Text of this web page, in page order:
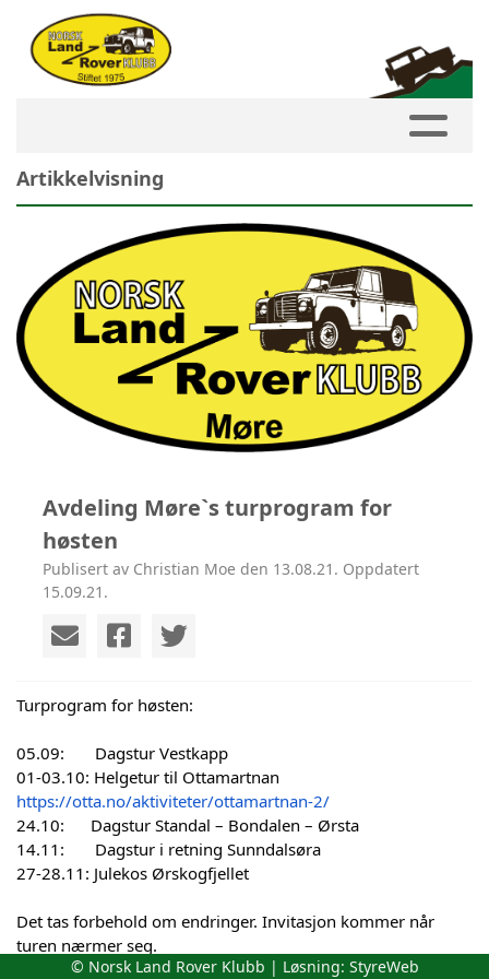
Artikkelvisning
Avdeling Møre`s turprogram for
høsten
Publisert av Christian Moe den 13.08.21. Oppdatert
15.09.21.
Turprogram for høsten:
05.09:       Dagstur Vestkapp
https://otta.no/aktiviteter/ottamartnan-2/
24.10:      Dagstur Standal – Bondalen – Ørsta
14.11:       Dagstur i retning Sunndalsøra
27-28.11: Julekos Ørskogfjellet
Det tas forbehold om endringer. Invitasjon kommer når
turen nærmer seg.
© Norsk Land Rover Klubb | Løsning: StyreWeb